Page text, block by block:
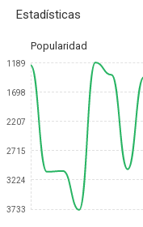
Estadísticas
Popularidad
1189
1698
2207
2715
3224
3733